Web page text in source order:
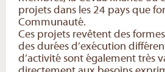
projets dans les 24 pays que
Communauté.
Ces projets revêtent des
des durées d’exécution
d’activité sont également très